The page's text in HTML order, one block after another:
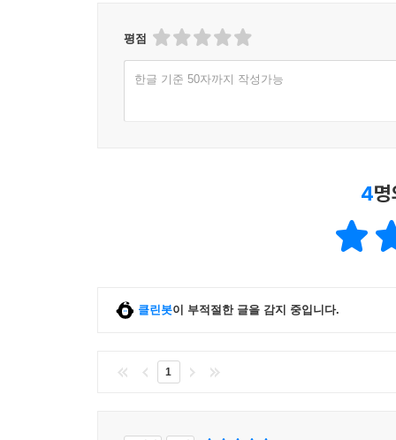
평점
한글 기준 50자까지 작성가능
4
클린봇이 부적절한 글을 감지 중입니다.
1